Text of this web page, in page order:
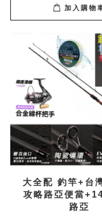
加入購物
大全配 釣竿+台
攻略路亞便當
路亞